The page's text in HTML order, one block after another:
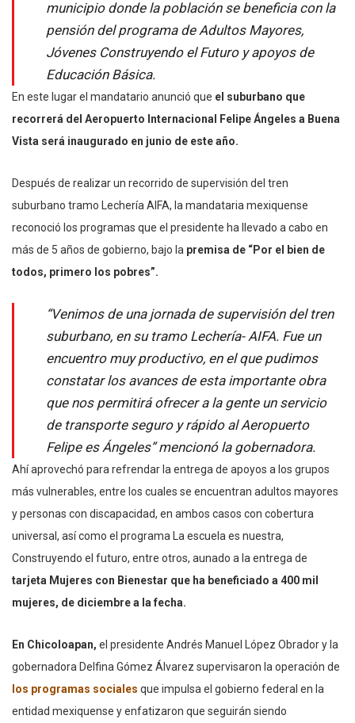
municipio donde la población se beneficia con la
pensión del programa de Adultos Mayores,
Jóvenes Construyendo el Futuro y apoyos de
Educación Básica.
En este lugar el mandatario anunció que el suburbano que
recorrerá del Aeropuerto Internacional Felipe Ángeles a Buena
Vista será inaugurado en junio de este año.
Después de realizar un recorrido de supervisión del tren
suburbano tramo Lechería AIFA, la mandataria mexiquense
reconoció los programas que el presidente ha llevado a cabo en
más de 5 años de gobierno, bajo la premisa de “Por el bien de
todos, primero los pobres”.
“Venimos de una jornada de supervisión del tren
suburbano, en su tramo Lechería- AIFA. Fue un
encuentro muy productivo, en el que pudimos
constatar los avances de esta importante obra
que nos permitirá ofrecer a la gente un servicio
de transporte seguro y rápido al Aeropuerto
Felipe es Ángeles” mencionó la gobernadora.
Ahí aprovechó para refrendar la entrega de apoyos a los grupos
más vulnerables, entre los cuales se encuentran adultos mayores
y personas con discapacidad, en ambos casos con cobertura
universal, así como el programa La escuela es nuestra,
Construyendo el futuro, entre otros, aunado a la entrega de
tarjeta Mujeres con Bienestar que ha beneficiado a 400 mil
mujeres, de diciembre a la fecha.
En Chicoloapan, el presidente Andrés Manuel López Obrador y la
gobernadora Delfina Gómez Álvarez supervisaron la operación de
los programas sociales que impulsa el gobierno federal en la
entidad mexiquense y enfatizaron que seguirán siendo